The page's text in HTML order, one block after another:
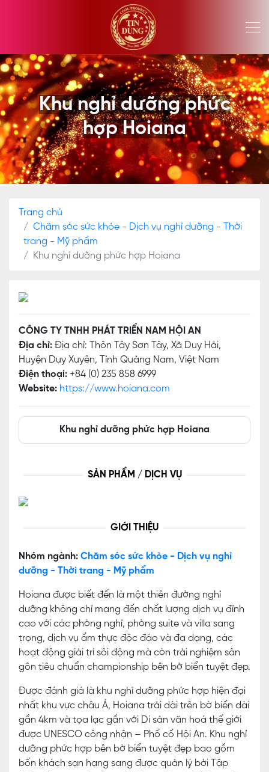
Khu nghỉ dưỡng phức
hợp Hoiana
Trang chủ
Chăm sóc sức khỏe - Dịch vụ nghỉ dưỡng - Thời
trang - Mỹ phẩm
Khu nghỉ dưỡng phức hợp Hoiana
CÔNG TY TNHH PHÁT TRIỂN NAM HỘI AN
Địa chỉ: Địa chỉ: Thôn Tây Sơn Tây, Xã Duy Hải,
Huyện Duy Xuyên, Tỉnh Quảng Nam, Việt Nam
Điện thoại: +84 (0) 235 858 6999
Website: https://www.hoiana.com
Khu nghỉ dưỡng phức hợp Hoiana
SẢN PHẨM / DỊCH VỤ
GIỚI THIỆU
Nhóm ngành: Chăm sóc sức khỏe - Dịch vụ nghỉ
dưỡng - Thời trang - Mỹ phẩm
Hoiana được biết đến là một thiên đường nghỉ
dưỡng không chỉ mang đến chất lượng dịch vụ đỉnh
cao với các phòng nghỉ, phòng suite và villa sang
trọng, dịch vụ ẩm thực độc đáo và đa dạng, các
hoạt động giải trí sôi động mà còn trải nghiệm sân
gôn tiêu chuẩn championship bên bờ biển tuyệt đẹp.
Được đánh giá là khu nghỉ dưỡng phức hợp hiện đại
nhất khu vực châu Á, Hoiana trải dài trên bờ biển dài
gần 4km và tọa lạc gần với Di sản văn hoá thế giới
được UNESCO công nhận – Phố cổ Hội An. Khu nghỉ
dưỡng phức hợp bên bờ biển tuyệt đẹp bao gồm
bốn khách sạn hạng sang được quản lý bởi Tập